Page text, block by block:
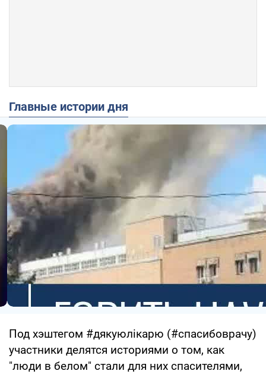
Главные истории дня
Под хэштегом #дякуюлікарю (#спасибоврачу)
участники делятся историями о том, как
"люди в белом" стали для них спасителями,